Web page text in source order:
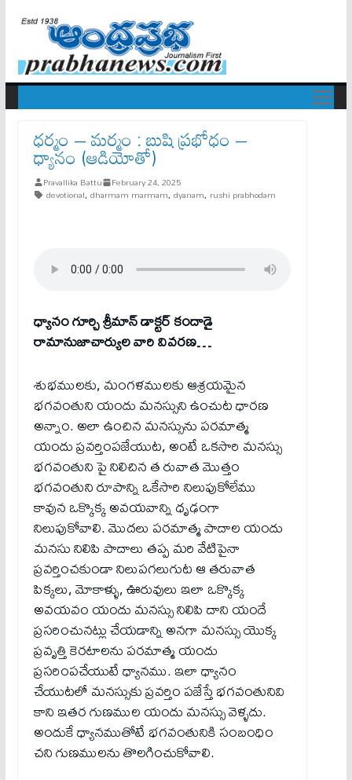
ధర్మం – మర్మం : బుషి ప్రభోధం –
ధ్యానం (ఆడియోతో)
Pravallika Battu February 24, 2025
devotional, dharmam marmam, dyanam, rushi prabhodam
ధ్యానం గూర్చి శ్రీమాన్‌ డాక్టర్‌ కందాడై
రామానుజాచార్యుల వారి వివరణ…
శుభములకు, మంగళములకు ఆశ్రయమైన
భగవంతుని యందు మనస్సుని ఉంచుట ధారణ
అన్నాం. అలా ఉంచిన మనస్సును పరమాత్మ
యందు ప్రవర్తింపజేయుట, అంటే ఒకసారి మనస్సు
భగవంతుని పై నిలిచిన త రువాత మొత్తం
భగవంతుని రూపాన్ని ఒకేసారి నిలుపుకోలేము
కావున ఒక్కొక్క అవయవాన్ని ధృఢంగా
నిలుపుకోవాలి. మొదలు పరమాత్మ పాదాల యందు
మనసు నిలిపి పాదాలు తప్ప మరి వేటిపైనా
ప్రవర్తించకుండా నిలుపగలుగుట ఆ తరువాత
పిక్కలు, మోకాళ్ళు, ఊరువులు ఇలా ఒక్కొక్క
అవయవం యందు మనస్సు నిలిపి దాని యందే
ప్రసరించునట్లు చేయడాన్ని అనగా మనస్సు యొక్క
ప్రవృత్తి కెరటాలను పరమాత్మ యందు
ప్రసరింపచేయుటే ధ్యానము. ఇలా ధ్యానం
చేయుటలో మనస్సుకు ప్రవర్తిం పజేస్తే భగవంతునివి
కాని ఇతర గుణముల యందు మనస్సు వెళ్ళదు.
అందుకే ధ్యానముతోటే భగవంతునికి సంబంధిం
చని గుణములను తొలగించుకోవాలి.